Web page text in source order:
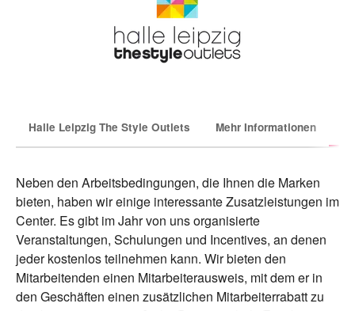
Halle Leipzig The Style Outlets Mehr Informationen
Neben den Arbeitsbedingungen, die Ihnen die Marken
bieten, haben wir einige interessante Zusatzleistungen im
Center. Es gibt im Jahr von uns organisierte
Veranstaltungen, Schulungen und Incentives, an denen
jeder kostenlos teilnehmen kann. Wir bieten den
Mitarbeitenden einen Mitarbeiterausweis, mit dem er in
den Geschäften einen zusätzlichen Mitarbeiterrabatt zu